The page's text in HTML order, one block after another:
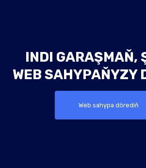
INDI GARAŞMAŇ,
WEB SAHYPAŇYZY
Web sahypa dörediň